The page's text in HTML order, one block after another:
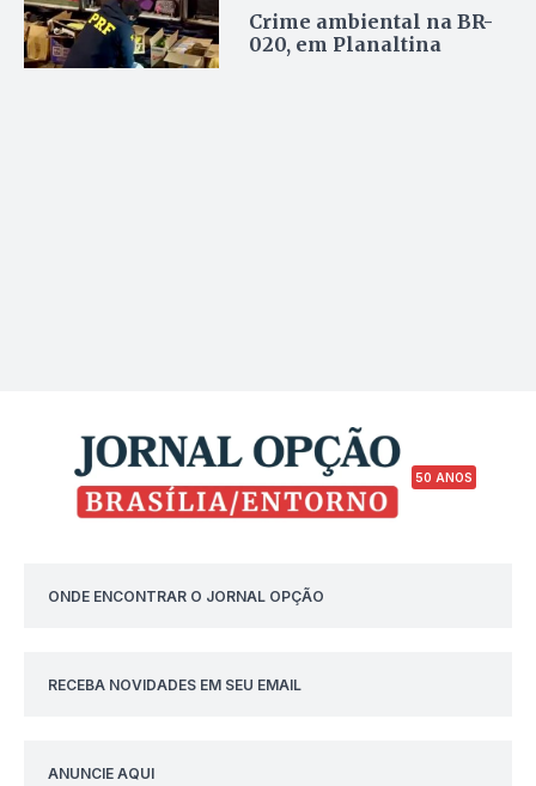
Crime ambiental na BR-
020, em Planaltina
50 ANOS
ONDE ENCONTRAR O JORNAL OPÇÃO
RECEBA NOVIDADES EM SEU EMAIL
ANUNCIE AQUI